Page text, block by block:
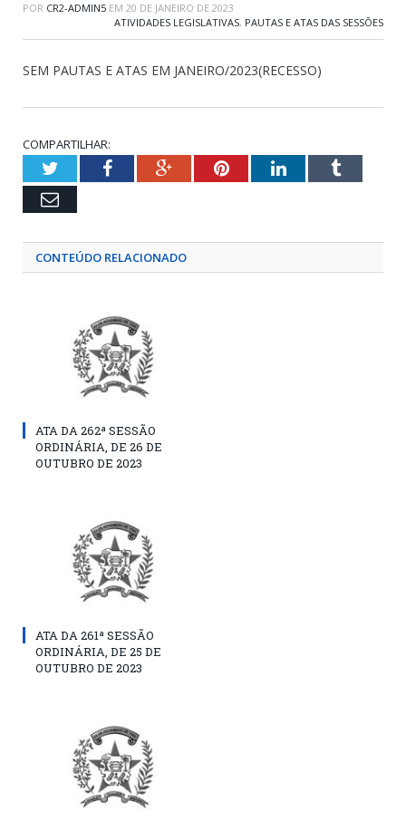
POR CR2-ADMIN5 EM 20 DE JANEIRO DE 2023
ATIVIDADES LEGISLATIVAS, PAUTAS E ATAS DAS SESSÕES
SEM PAUTAS E ATAS EM JANEIRO/2023(RECESSO)
COMPARTILHAR:
TwitterFacebookGoogle+PinterestLinkedInTumblr
Email
CONTEÚDO RELACIONADO
ATA DA 262ª SESSÃO
ORDINÁRIA, DE 26 DE
OUTUBRO DE 2023
ATA DA 261ª SESSÃO
ORDINÁRIA, DE 25 DE
OUTUBRO DE 2023